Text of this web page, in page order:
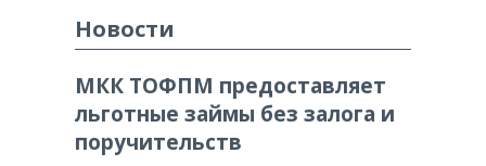
ФОНДА"
НОВОСТИ
О
Новости
МКК ТОФПМ предоставляет
льготные займы без залога и
поручительств